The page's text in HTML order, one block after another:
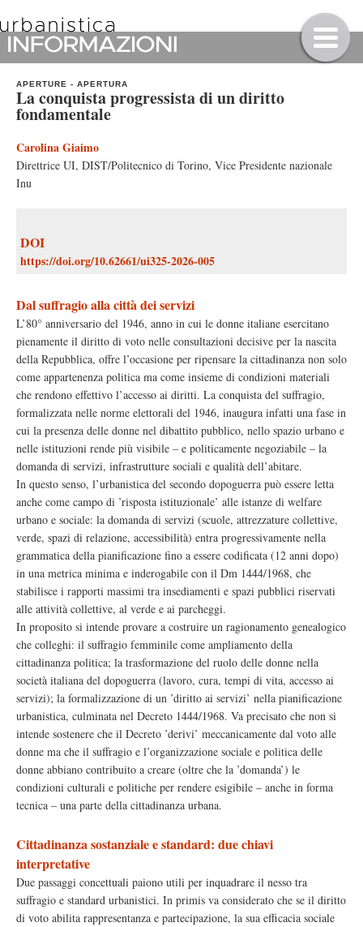
APERTURE - APERTURA
La conquista progressista di un diritto
fondamentale
Carolina Giaimo
Direttrice UI, DIST/Politecnico di Torino, Vice Presidente nazionale
Inu
DOI
https://doi.org/10.62661/ui325-2026-005
Dal suffragio alla città dei servizi
L’80° anniversario del 1946, anno in cui le donne italiane esercitano
pienamente il diritto di voto nelle consultazioni decisive per la nascita
della Repubblica, offre l’occasione per ripensare la cittadinanza non solo
come appartenenza politica ma come insieme di condizioni materiali
che rendono effettivo l’accesso ai diritti. La conquista del suffragio,
formalizzata nelle norme elettorali del 1946, inaugura infatti una fase in
cui la presenza delle donne nel dibattito pubblico, nello spazio urbano e
nelle istituzioni rende più visibile – e politicamente negoziabile – la
domanda di servizi, infrastrutture sociali e qualità dell’abitare.
In questo senso, l’urbanistica del secondo dopoguerra può essere letta
anche come campo di ’risposta istituzionale’ alle istanze di welfare
urbano e sociale: la domanda di servizi (scuole, attrezzature collettive,
verde, spazi di relazione, accessibilità) entra progressivamente nella
grammatica della pianificazione fino a essere codificata (12 anni dopo)
in una metrica minima e inderogabile con il Dm 1444/1968, che
stabilisce i rapporti massimi tra insediamenti e spazi pubblici riservati
alle attività collettive, al verde e ai parcheggi.
In proposito si intende provare a costruire un ragionamento genealogico
che colleghi: il suffragio femminile come ampliamento della
cittadinanza politica; la trasformazione del ruolo delle donne nella
società italiana del dopoguerra (lavoro, cura, tempi di vita, accesso ai
servizi); la formalizzazione di un ’diritto ai servizi’ nella pianificazione
urbanistica, culminata nel Decreto 1444/1968. Va precisato che non si
intende sostenere che il Decreto ’derivi’ meccanicamente dal voto alle
donne ma che il suffragio e l’organizzazione sociale e politica delle
donne abbiano contribuito a creare (oltre che la ’domanda’) le
condizioni culturali e politiche per rendere esigibile – anche in forma
tecnica – una parte della cittadinanza urbana.
Cittadinanza sostanziale e standard: due chiavi
interpretative
Due passaggi concettuali paiono utili per inquadrare il nesso tra
suffragio e standard urbanistici. In primis va considerato che se il diritto
di voto abilita rappresentanza e partecipazione, la sua efficacia sociale